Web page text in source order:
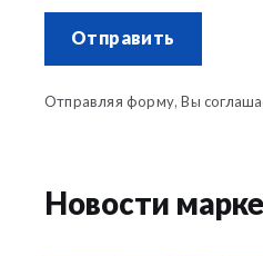
Отправить
Отправляя форму, Вы
Новости